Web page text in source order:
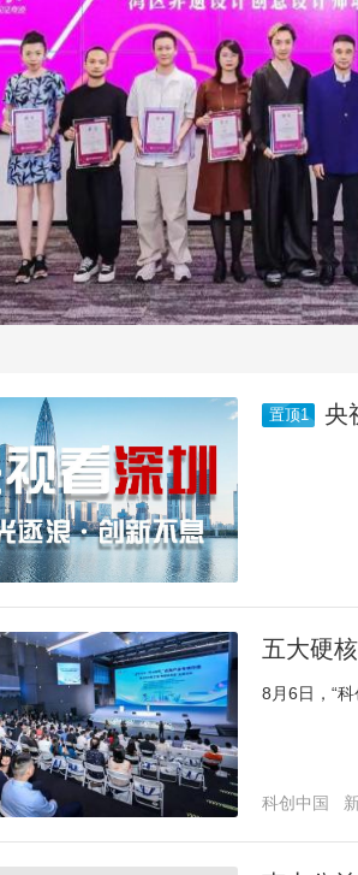
直播 竞猜 2026年世界杯 2026年冬
CCTV奥林匹克频道 生活体育大会
教育 乡村振兴 生态环境 一带一路
大国展会 大国保险 云
置顶1 央
五大硬
8月6日，“
科创中国